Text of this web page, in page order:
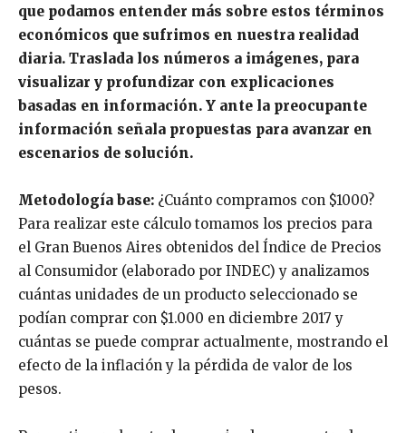
que podamos entender más sobre estos términos
económicos que sufrimos en nuestra realidad
diaria. Traslada los números a imágenes, para
visualizar y profundizar con explicaciones
basadas en información. Y ante la preocupante
información señala propuestas para avanzar en
escenarios de solución.
Metodología base: ¿Cuánto compramos con $1000?
Para realizar este cálculo tomamos los precios para
el Gran Buenos Aires obtenidos del Índice de Precios
al Consumidor (elaborado por INDEC) y analizamos
cuántas unidades de un producto seleccionado se
podían comprar con $1.000 en diciembre 2017 y
cuántas se puede comprar actualmente, mostrando el
efecto de la inflación y la pérdida de valor de los
pesos.